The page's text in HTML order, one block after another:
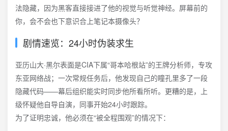
法隐藏，因为黑客直接接进了他的视觉与听觉神经。屏幕前的
你，会不会也下意识合上笔记本摄像头？
剧情速览：24小时伪装求生
亚历山大·黑尔表面是CIA下属“哥本哈根站”的王牌分析师，专攻
东亚网络战；一次常规任务后，他发现自己的瞳孔里多了一段
隐藏代码——幕后组织能实时同步他所看所听。更糟的是，上
级怀疑他自导自演，同事开始24小时跟踪。
为了证明忠诚，他必须在“被全程围观”的情况下：